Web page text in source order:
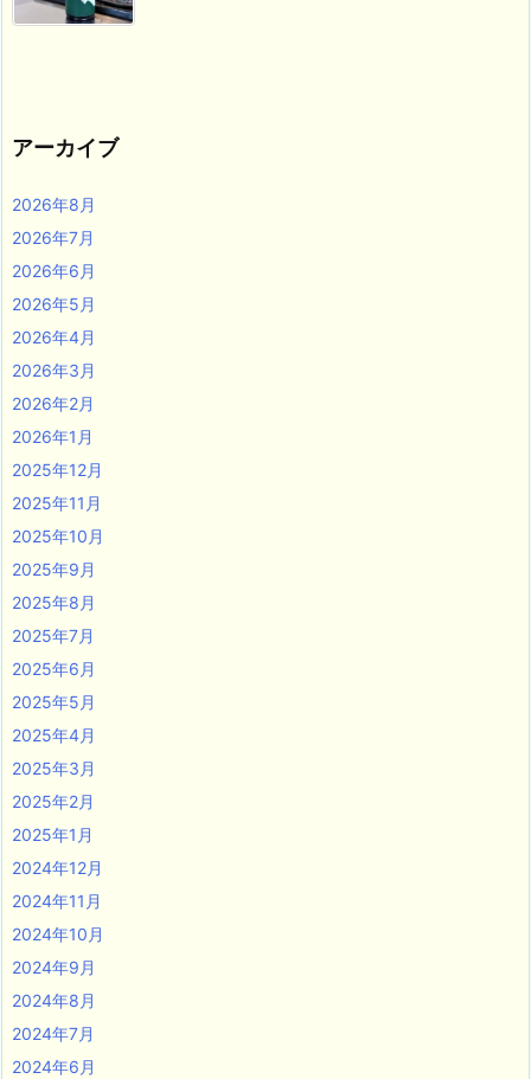
アーカイブ
2026年8月
2026年7月
2026年6月
2026年5月
2026年4月
2026年3月
2026年2月
2026年1月
2025年12月
2025年11月
2025年10月
2025年9月
2025年8月
2025年7月
2025年6月
2025年5月
2025年4月
2025年3月
2025年2月
2025年1月
2024年12月
2024年11月
2024年10月
2024年9月
2024年8月
2024年7月
2024年6月